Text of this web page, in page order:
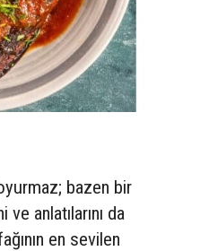
bazen bir
anlatılarını da
en sevilen